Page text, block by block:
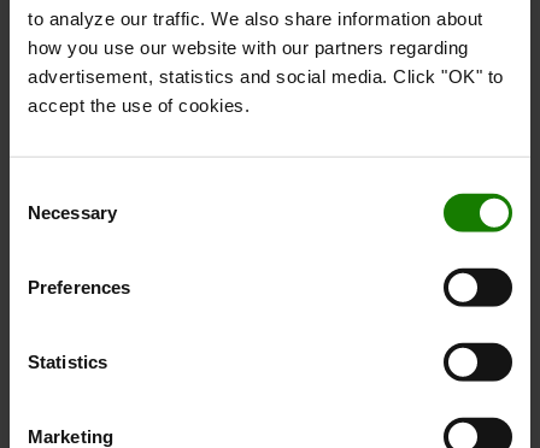
to analyze our traffic. We also share information about
how you use our website with our partners regarding
advertisement, statistics and social media. Click "OK" to
accept the use of cookies.
Selection
Necessary
Preferences
Statistics
Marketing